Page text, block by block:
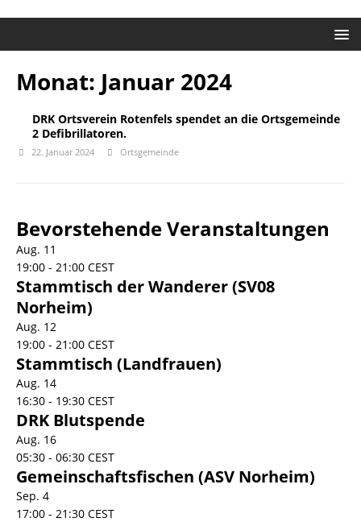
Monat: Januar 2024
DRK Ortsverein Rotenfels spendet an die Ortsgemeinde
2 Defibrillatoren.
22. Januar 2024 Ortsgemeinde
Bevorstehende Veranstaltungen
Aug. 11
19:00 - 21:00 CEST
Stammtisch der Wanderer (SV08
Norheim)
Aug. 12
19:00 - 21:00 CEST
Stammtisch (Landfrauen)
Aug. 14
16:30 - 19:30 CEST
DRK Blutspende
Aug. 16
05:30 - 06:30 CEST
Gemeinschaftsfischen (ASV Norheim)
Sep. 4
17:00 - 21:30 CEST